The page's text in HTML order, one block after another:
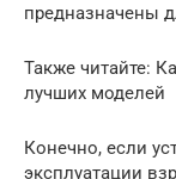
предназначены
Также читайте:
лучших моделей
Конечно, если
эксплуатации